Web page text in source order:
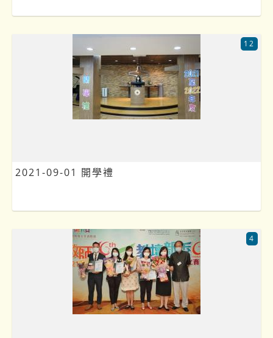
2021-09-01 開學禮
12
4